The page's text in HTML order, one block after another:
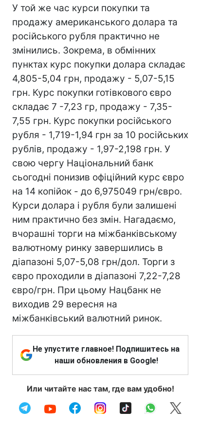
У той же час курси покупки та
продажу американського долара та
російського рубля практично не
змінились. Зокрема, в обмінних
пунктах курс покупки долара складає
4,805-5,04 грн, продажу - 5,07-5,15
грн. Курс покупки готівкового євро
складає 7 -7,23 гр, продажу - 7,35-
7,55 грн. Курс покупки російського
рубля - 1,719-1,94 грн за 10 російських
рублів, продажу - 1,97-2,198 грн. У
свою чергу Національний банк
сьогодні понизив офіційний курс євро
на 14 копійок - до 6,975049 грн/євро.
Курси долара і рубля були залишені
ним практично без змін. Нагадаємо,
вчорашні торги на міжбанківському
валютному ринку завершились в
діапазоні 5,07-5,08 грн/дол. Торги з
євро проходили в діапазоні 7,22-7,28
євро/грн. При цьому Нацбанк не
виходив 29 вересня на
міжбанківський валютний ринок.
Не упустите главное! Подпишитесь на
наши обновления в Google!
Или читайте нас там, где вам удобно!